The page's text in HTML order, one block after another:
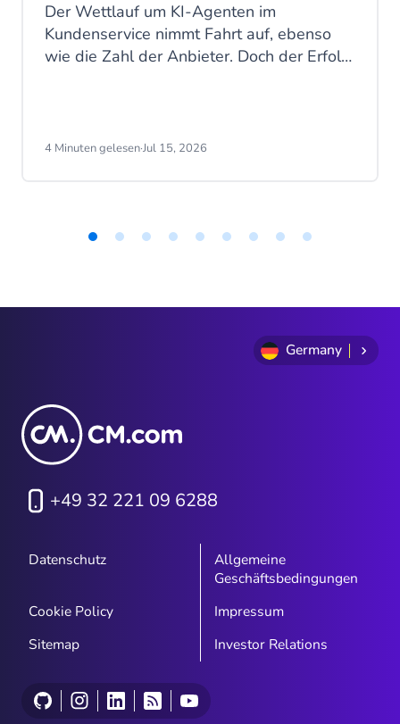
Der Wettlauf um KI-Agenten im
Kundenservice nimmt Fahrt auf, ebenso
wie die Zahl der Anbieter. Doch der Erfolg
und langfristig weiterentwickelt.
4 Minuten gelesen·Jul 15, 2026
of
Germany
+49 32 221 09 6288
Datenschutz
Allgemeine
Geschäftsbedingungen
Cookie Policy
Impressum
Sitemap
Investor Relations